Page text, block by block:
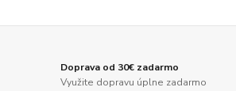
Doprava od 30€ zadarmo
Využite dopravu úplne zadarmo